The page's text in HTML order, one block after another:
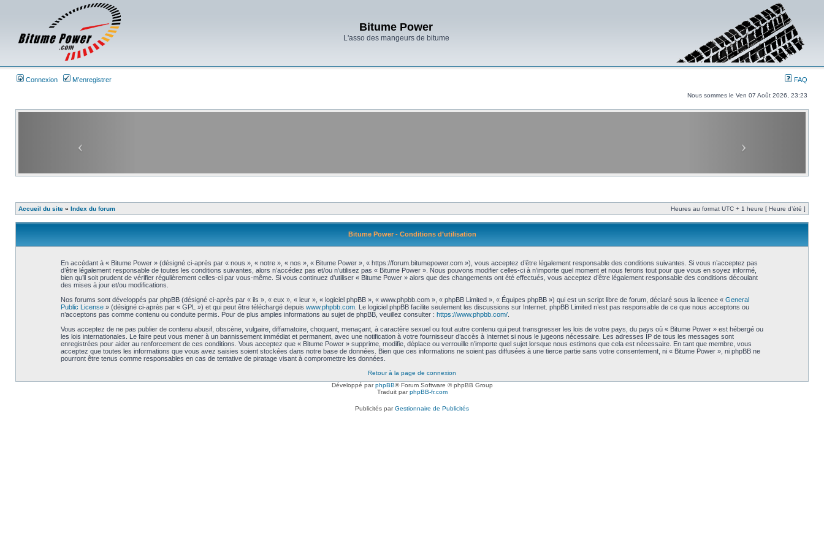
Bitume Power
L'asso des mangeurs de bitume
Connexion M’enregistrer FAQ
Nous sommes le Ven 07 Août 2026, 23:23
Accueil du site » Index du forum Heures au format UTC + 1 heure [ Heure d’été ]
Bitume Power - Conditions d’utilisation
En accédant à « Bitume Power » (désigné ci-après par « nous », « notre », « nos », « Bitume Power », « https://forum.bitumepower.com »), vous acceptez d’être légalement responsable des conditions suivantes. Si vous n’acceptez pas
d’être légalement responsable de toutes les conditions suivantes, alors n’accédez pas et/ou n’utilisez pas « Bitume Power ». Nous pouvons modifier celles-ci à n’importe quel moment et nous ferons tout pour que vous en soyez informé,
bien qu’il soit prudent de vérifier régulièrement celles-ci par vous-même. Si vous continuez d’utiliser « Bitume Power » alors que des changements ont été effectués, vous acceptez d’être légalement responsable des conditions découlant
des mises à jour et/ou modifications.
Nos forums sont développés par phpBB (désigné ci-après par « ils », « eux », « leur », « logiciel phpBB », « www.phpbb.com », « phpBB Limited », « Équipes phpBB ») qui est un script libre de forum, déclaré sous la licence « General
Public License» (désigné ci-après par « GPL ») et qui peut être téléchargé depuis www.phpbb.com. Le logiciel phpBB facilite seulement les discussions sur Internet. phpBB Limited n’est pas responsable de ce que nous acceptons ou
n’acceptons pas comme contenu ou conduite permis. Pour de plus amples informations au sujet de phpBB, veuillez consulter : https://www.phpbb.com/.
Vous acceptez de ne pas publier de contenu abusif, obscène, vulgaire, diffamatoire, choquant, menaçant, à caractère sexuel ou tout autre contenu qui peut transgresser les lois de votre pays, du pays où « Bitume Power » est hébergé ou
les lois internationales. Le faire peut vous mener à un bannissement immédiat et permanent, avec une notification à votre fournisseur d’accès à Internet si nous le jugeons nécessaire. Les adresses IP de tous les messages sont
enregistrées pour aider au renforcement de ces conditions. Vous acceptez que « Bitume Power » supprime, modifie, déplace ou verrouille n’importe quel sujet lorsque nous estimons que cela est nécessaire. En tant que membre, vous
acceptez que toutes les informations que vous avez saisies soient stockées dans notre base de données. Bien que ces informations ne soient pas diffusées à une tierce partie sans votre consentement, ni « Bitume Power », ni phpBB ne
pourront être tenus comme responsables en cas de tentative de piratage visant à compromettre les données.
Retour à la page de connexion
Développé parphpBB® Forum Software © phpBB Group
Traduit parphpBB-fr.com
Publicités parGestionnaire de Publicités